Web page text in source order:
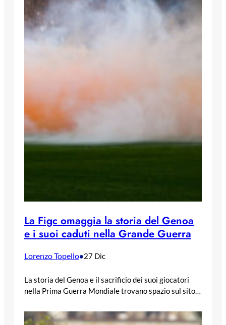
La Figc omaggia la storia del Genoa
e i suoi caduti nella Grande Guerra
Lorenzo Topello•27 Dic
La storia del Genoa e il sacrificio dei suoi giocatori
nella Prima Guerra Mondiale trovano spazio sul sito…